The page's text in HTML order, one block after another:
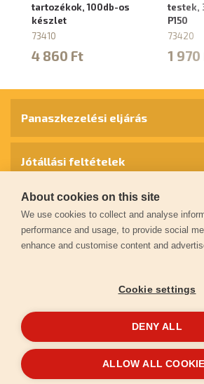
tartozékok, 100db-os
készlet
73410
4 860 Ft
testek,
P150
73420
1 970
© 2026extol.hu- Minden
Panaszkezelési eljárás
Jótállási feltételek
Személyes adatok védelme
Kapcsolat
Garancia regisztráció
LétrehoztaFEO
About cookies on this site
We use cookies to collect and analyse
performance and usage, to provide social
enhance and customise content and
Cookie settings
DENY ALL
ALLOW ALL